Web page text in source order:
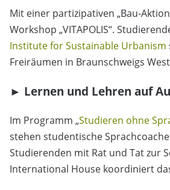
Mit einer partizipativen „Bau-
Workshop „VITAPOLIS“.
Institute for Sustainable Urbanism
Freiräumen in Braunschweigs
► Lernen und Lehren auf
Im Programm „Studieren ohne
stehen studentische
Studierenden mit Rat und Tat zur
International House koordiniert